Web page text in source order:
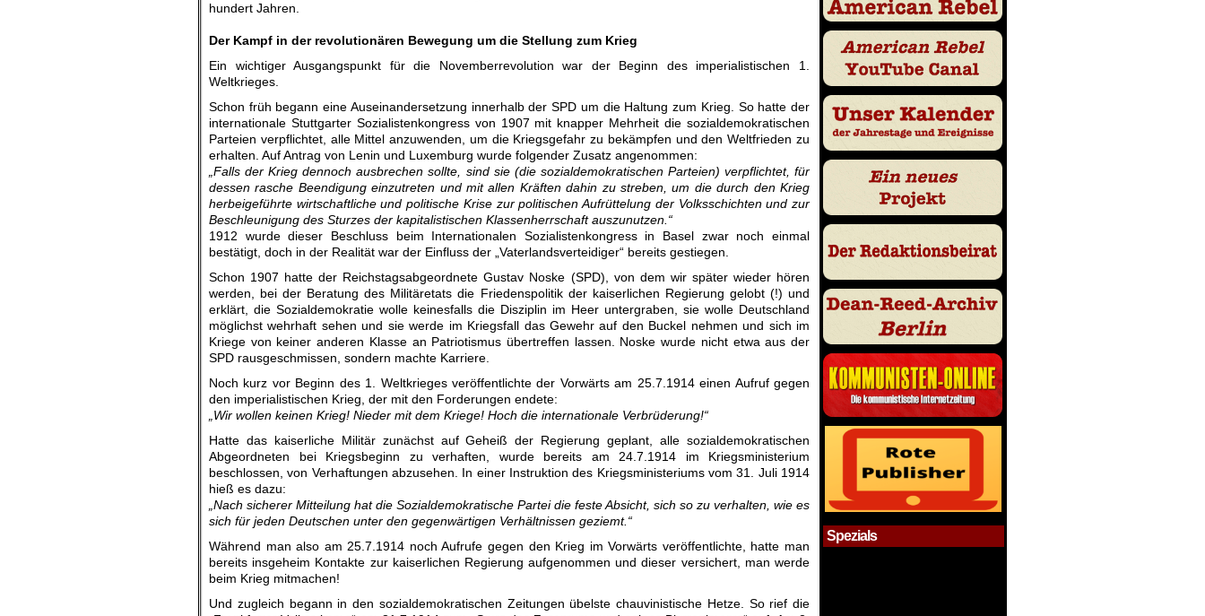
hundert Jahren.
Der Kampf in der revolutionären Bewegung um die Stellung zum Krieg
Ein wichtiger Ausgangspunkt für die Novemberrevolution war der Beginn des imperialistischen 1.
Weltkrieges.
Schon früh begann eine Auseinandersetzung innerhalb der SPD um die Haltung zum Krieg. So hatte der
internationale Stuttgarter Sozialistenkongress von 1907 mit knapper Mehrheit die sozialdemokratischen
Parteien verpflichtet, alle Mittel anzuwenden, um die Kriegsgefahr zu bekämpfen und den Weltfrieden zu
erhalten. Auf Antrag von Lenin und Luxemburg wurde folgender Zusatz angenommen:
„Falls der Krieg dennoch ausbrechen sollte, sind sie (die sozialdemokratischen Parteien) verpflichtet, für
dessen rasche Beendigung einzutreten und mit allen Kräften dahin zu streben, um die durch den Krieg
herbeigeführte wirtschaftliche und politische Krise zur politischen Aufrüttelung der Volksschichten und zur
Beschleunigung des Sturzes der kapitalistischen Klassenherrschaft auszunutzen.“
1912 wurde dieser Beschluss beim Internationalen Sozialistenkongress in Basel zwar noch einmal
bestätigt, doch in der Realität war der Einfluss der „Vaterlandsverteidiger“ bereits gestiegen.
Schon 1907 hatte der Reichstagsabgeordnete Gustav Noske (SPD), von dem wir später wieder hören
werden, bei der Beratung des Militäretats die Friedenspolitik der kaiserlichen Regierung gelobt (!) und
erklärt, die Sozialdemokratie wolle keinesfalls die Disziplin im Heer untergraben, sie wolle Deutschland
möglichst wehrhaft sehen und sie werde im Kriegsfall das Gewehr auf den Buckel nehmen und sich im
Kriege von keiner anderen Klasse an Patriotismus übertreffen lassen. Noske wurde nicht etwa aus der
SPD rausgeschmissen, sondern machte Karriere.
Noch kurz vor Beginn des 1. Weltkrieges veröffentlichte der Vorwärts am 25.7.1914 einen Aufruf gegen
den imperialistischen Krieg, der mit den Forderungen endete:
„Wir wollen keinen Krieg! Nieder mit dem Kriege! Hoch die internationale Verbrüderung!“
Hatte das kaiserliche Militär zunächst auf Geheiß der Regierung geplant, alle sozialdemokratischen
Abgeordneten bei Kriegsbeginn zu verhaften, wurde bereits am 24.7.1914 im Kriegsministerium
beschlossen, von Verhaftungen abzusehen. In einer Instruktion des Kriegsministeriums vom 31. Juli 1914
hieß es dazu:
„Nach sicherer Mitteilung hat die Sozialdemokratische Partei die feste Absicht, sich so zu verhalten, wie es
sich für jeden Deutschen unter den gegenwärtigen Verhältnissen geziemt.“
Während man also am 25.7.1914 noch Aufrufe gegen den Krieg im Vorwärts veröffentlichte, hatte man
bereits insgeheim Kontakte zur kaiserlichen Regierung aufgenommen und dieser versichert, man werde
beim Krieg mitmachen!
Und zugleich begann in den sozialdemokratischen Zeitungen übelste chauvinistische Hetze. So rief die
Spezials